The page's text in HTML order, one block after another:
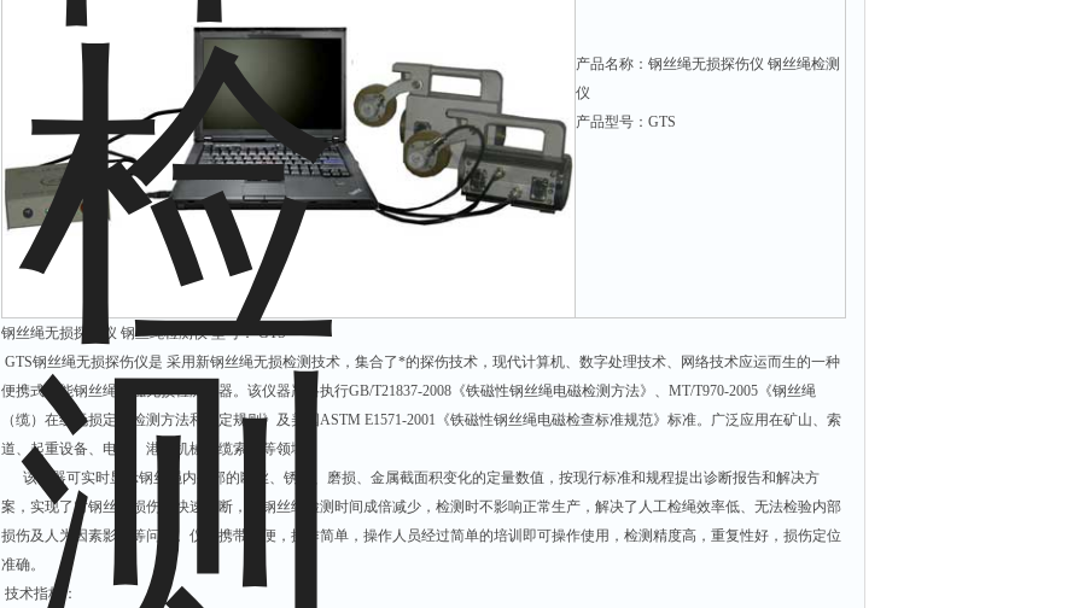
产品名称：钢丝绳无损探伤仪 钢丝绳检测
仪
产品型号：GTS
钢丝绳无损探伤仪 钢丝绳检测仪 型号： GTS
GTS钢丝绳无损探伤仪是 采用新钢丝绳无损检测技术，集合了*的探伤技术，现代计算机、数字处理技术、网络技术应运而生的一种
便携式智能钢丝绳电磁无损检测仪器。该仪器严格执行GB/T21837-2008《铁磁性钢丝绳电磁检测方法》、MT/T970-2005《钢丝绳
（缆）在线无损定量检测方法和判定规则》及美国ASTM E1571-2001《铁磁性钢丝绳电磁检查标准规范》标准。广泛应用在矿山、索
道、起重设备、电梯、港口机械、缆索桥等领域。
该仪器可实时显示钢丝绳内外部的断丝、锈蚀、磨损、金属截面积变化的定量数值，按现行标准和规程提出诊断报告和解决方
案，实现了对钢丝绳损伤的快速诊断，使钢丝绳检测时间成倍减少，检测时不影响正常生产，解决了人工检绳效率低、无法检验内部
损伤及人为因素影响等问题。仪器携带方便，操作简单，操作人员经过简单的培训即可操作使用，检测精度高，重复性好，损伤定位
准确。
技术指标：